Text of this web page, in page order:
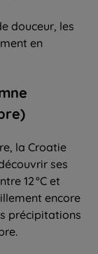
douceur, les
en
la Croatie
ses
12 °C et
encore
précipitations